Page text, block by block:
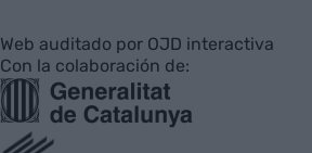
Web auditado por OJD interactiva
Con la colaboración de: